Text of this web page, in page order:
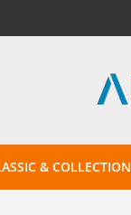
& COLLECTION